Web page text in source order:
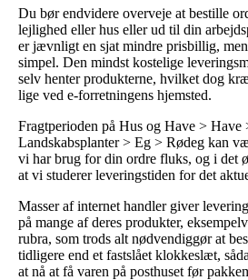
Du bør endvidere overveje at bestille
lejlighed eller hus eller ud til din
er jævnligt en sjat mindre prisbillig,
simpel. Den mindst kostelige
selv henter produkterne, hvilket dog
lige ved e-forretningens hjemsted.
Fragtperioden på Hus og Have > Have
Landskabsplanter > Eg > Rødeg kan
vi har brug for din ordre fluks, og i det
at vi studerer leveringstiden for det
Masser af internet handler giver
på mange af deres produkter,
rubra, som trods alt nødvendiggør at
tidligere end et fastslået klokkeslæt,
at nå at få varen på posthuset før